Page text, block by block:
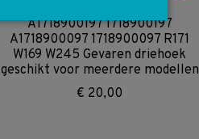
A1718900197 1718900197
A1718900097 1718900097 R171
W169 W245 Gevaren driehoek
geschikt voor meerdere modellen
€ 20,00